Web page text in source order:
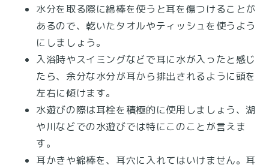
水分を取る際に綿棒を使うと耳を傷つけることが
あるので、乾いたタオルやティッシュを使うよう
にしましょう。
入浴時やスイミングなどで耳に水が入ったと感じ
たら、余分な水分が耳から排出されるように頭を
左右に傾けます。
水遊びの際は耳栓を積極的に使用しましょう、湖
や川などでの水遊びでは特にこのことが言えま
す。
耳かきや綿棒を、耳穴に入れてはいけません。耳